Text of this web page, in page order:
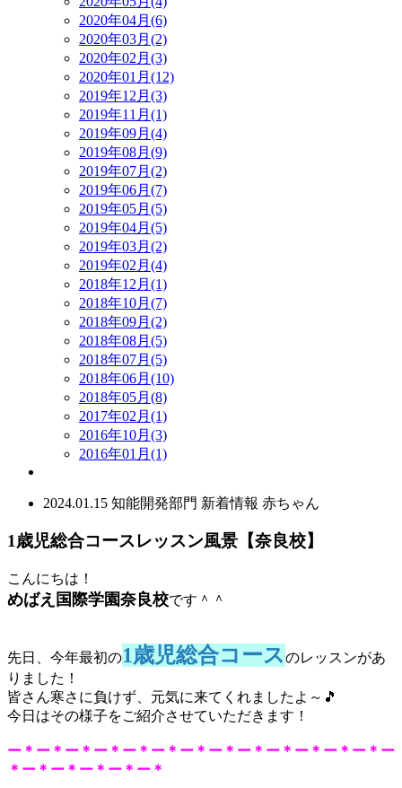
2020年04月(6)
2020年03月(2)
2020年02月(3)
2020年01月(12)
2019年12月(3)
2019年11月(1)
2019年09月(4)
2019年08月(9)
2019年07月(2)
2019年06月(7)
2019年05月(5)
2019年04月(5)
2019年03月(2)
2019年02月(4)
2018年12月(1)
2018年10月(7)
2018年09月(2)
2018年08月(5)
2018年07月(5)
2018年06月(10)
2018年05月(8)
2017年02月(1)
2016年10月(3)
2016年01月(1)
2024.01.15 知能開発部門 新着情報 赤ちゃん
1歳児総合コースレッスン風景【奈良校】
こんにちは！
めばえ国際学園奈良校です＾＾
先日、今年最初の1歳児総合コースのレッスンがあ
りました！
皆さん寒さに負けず、元気に来てくれましたよ～🎵
今日はその様子をご紹介させていただきます！
ー＊ー＊ー＊ー＊ー＊ー＊ー＊ー＊ー＊ー＊ー＊ー＊ー＊ー
＊ー＊ー＊ー＊ー＊ー＊